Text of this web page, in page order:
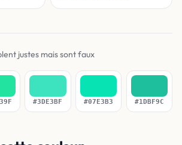
justes mais sont faux
#3DE3BF #07E3B3 #1DBF9C